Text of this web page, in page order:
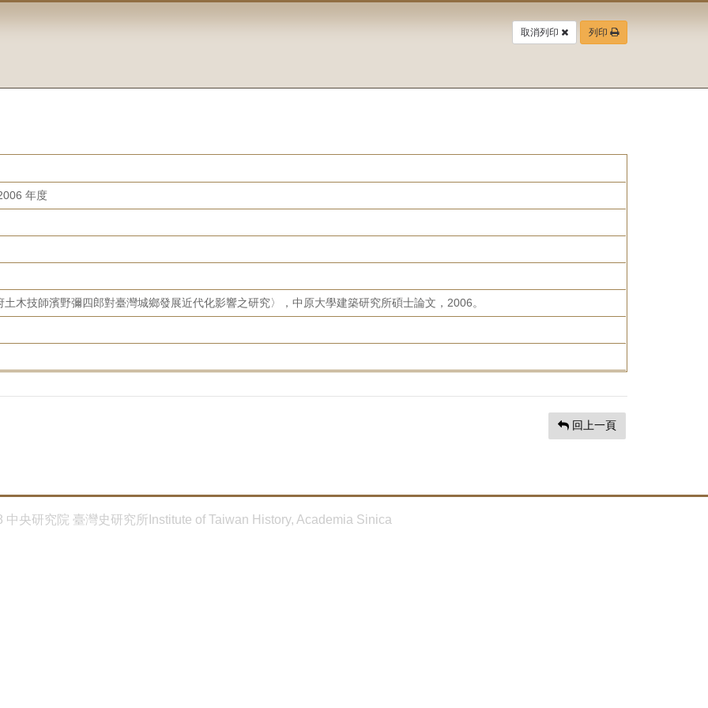
取消列印 列印
年度
土木技師濱野彌四郎對臺灣城鄉發展近代化影響之研究〉，中原大學建築研究所碩士論文，2006。
回上一頁
中央研究院 臺灣史研究所Institute of Taiwan History, Academia Sinica